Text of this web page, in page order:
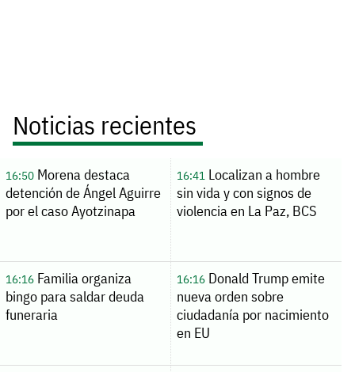
Noticias recientes
16:50Morena destaca
detención de Ángel Aguirre
por el caso Ayotzinapa
16:41Localizan a hombre
sin vida y con signos de
violencia en La Paz, BCS
16:16Familia organiza
bingo para saldar deuda
funeraria
16:16Donald Trump emite
nueva orden sobre
ciudadanía por nacimiento
en EU